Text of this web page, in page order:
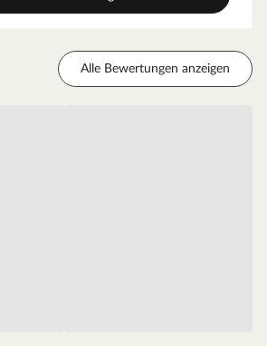
des Bausatzes wird Ihnen durch eine
Alle Bewertungen anzeigen